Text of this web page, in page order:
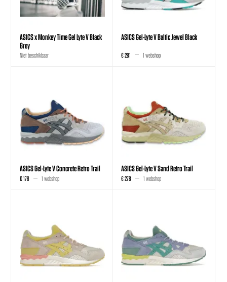
ASICS x Monkey Time Gel Lyte V Black
Grey
Niet beschikbaar
ASICS Gel-Lyte V Baltic Jewel Black
€ 281 1 webshop
ASICS Gel-Lyte V Concrete Retro Trail
€ 178 1 webshop
ASICS Gel-Lyte V Sand Retro Trail
€ 278 1 webshop